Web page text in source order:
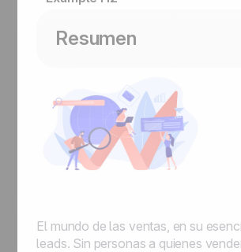
Resumen
El mundo de las ventas, en su
leads. Sin personas a quienes